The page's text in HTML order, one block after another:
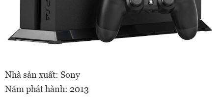
Nhà sản xuất: Sony
Năm phát hành: 2013